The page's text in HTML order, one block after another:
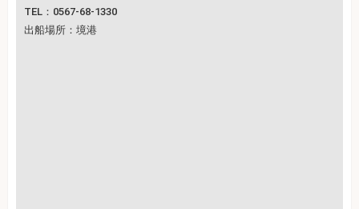
TEL：0567-68-1330
出船場所：境港